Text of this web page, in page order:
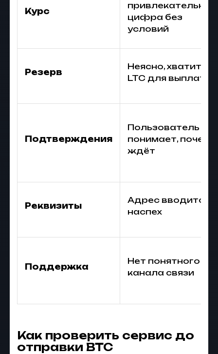
Курс
привлекательная
цифра без
условий
Резерв
Неясно, хватит ли
LTC для выплаты
Подтверждения
Пользователь не
понимает, почему
ждёт
Реквизиты
Адрес вводится
наспех
Поддержка
Нет понятного
канала связи
Как проверить сервис до
отправки BTC